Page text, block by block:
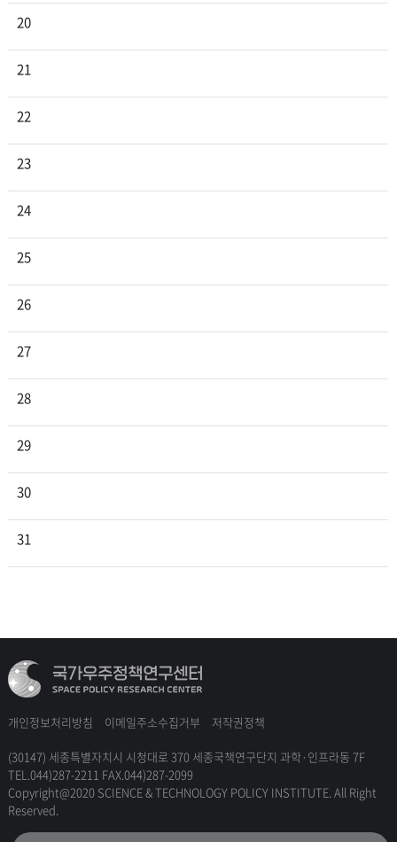
20
21
22
23
24
25
26
27
28
29
30
31
개인정보처리방침 이메일주소수집거부 저작권정책
(30147) 세종특별자치시 시청대로 370 세종국책연구단지 과학·인프라동 7F
TEL.044)287-2211 FAX.044)287-2099
Copyright@2020 SCIENCE & TECHNOLOGY POLICY INSTITUTE. All Right
Reserved.